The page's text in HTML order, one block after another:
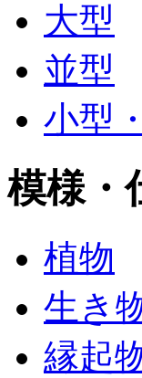
大型
並型
小型
模様・
植物
生き
縁起